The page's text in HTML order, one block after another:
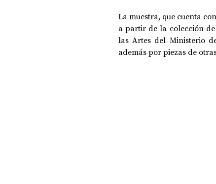
DOSSIER NOCHE DE LAS IDEAS
La muestra, que cuenta
a partir de la colección
las Artes del Ministerio
además por piezas de